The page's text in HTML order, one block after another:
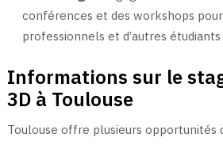
conférences et des workshops
professionnels et d’autres étudiants
Informations sur le
3D à Toulouse
Toulouse offre plusieurs opportunités